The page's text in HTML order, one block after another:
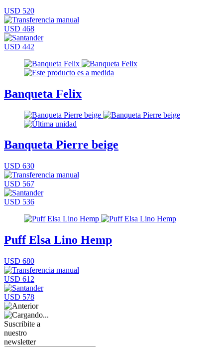
USD 520
USD 468
USD 442
Banqueta Felix
Banqueta Pierre beige
USD 630
USD 567
USD 536
Puff Elsa Lino Hemp
USD 680
USD 612
USD 578
Suscribite a
nuestro
newsletter